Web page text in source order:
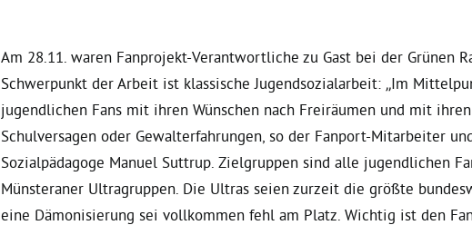
Am 28.11. waren Fanprojekt-Verantwortliche zu Gast bei der Grünen
Schwerpunkt der Arbeit ist klassische Jugendsozialarbeit: „Im
jugendlichen Fans mit ihren Wünschen nach Freiräumen und mit
Schulversagen oder Gewalterfahrungen, so der Fanport-Mitarbeiter
Sozialpädagoge Manuel Suttrup. Zielgruppen sind alle jugendlichen
Münsteraner Ultragruppen. Die Ultras seien zurzeit die größte
eine Dämonisierung sei vollkommen fehl am Platz. Wichtig ist den